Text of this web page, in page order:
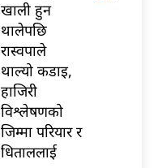
खाली हुन
थालेपछि
रास्वपाले
थाल्यो कडाइ,
हाजिरी
विश्लेषणको
जिम्मा परियार र
धिताललाई